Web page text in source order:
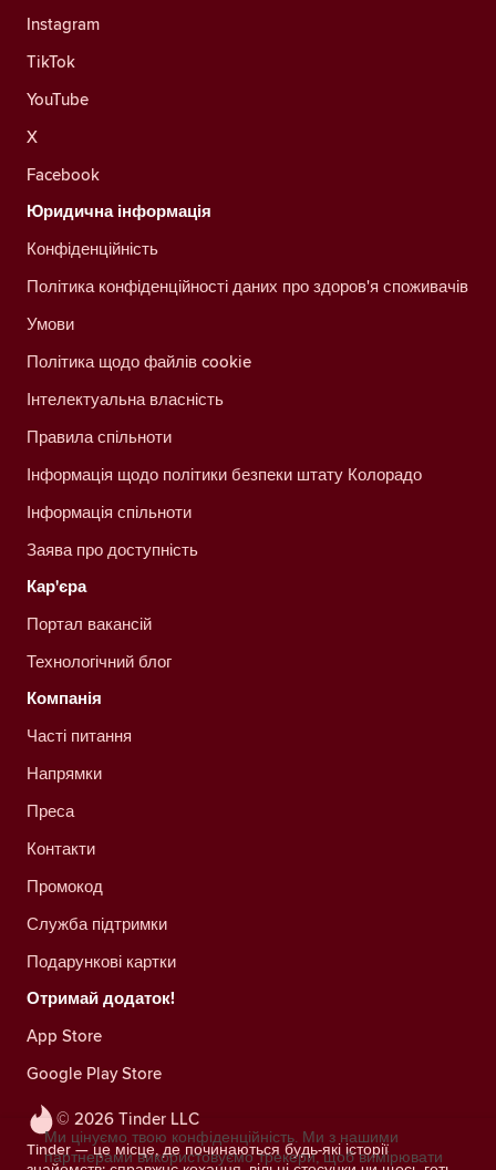
© 2026 Tinder LLC
Tinder — це місце, де починаються будь-які історії
Instagram
TikTok
YouTube
X
Facebook
Юридична інформація
Конфіденційність
Політика конфіденційності даних про здоров'я споживачів
Умови
Політика щодо файлів cookie
Інтелектуальна власність
Правила спільноти
Інформація щодо політики безпеки штату Колорадо
Інформація спільноти
Заява про доступність
Кар'єра
Портал вакансій
Технологічний блог
Компанія
Часті питання
Напрямки
Преса
Контакти
Промокод
Служба підтримки
Подарункові картки
Отримай додаток!
App Store
Google Play Store
Ми цінуємо твою конфіденційність. Ми з нашими
партнерами використовуємо трекери, щоб вимірювати